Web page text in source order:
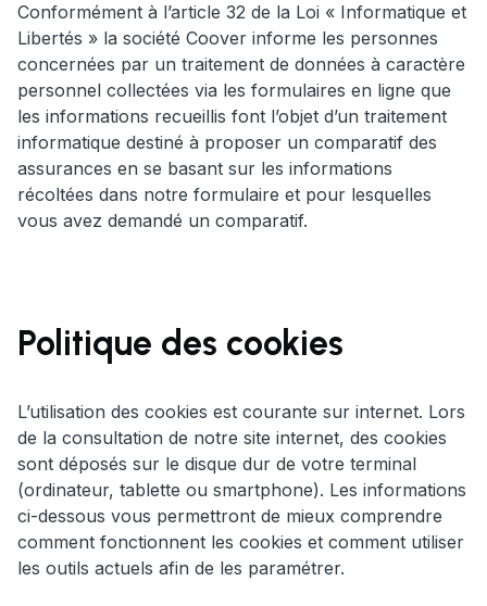
Conformément à l’article 32 de la Loi « Informatique et
Libertés » la société Coover informe les personnes
concernées par un traitement de données à caractère
personnel collectées via les formulaires en ligne que
les informations recueillis font l’objet d’un traitement
informatique destiné à proposer un comparatif des
assurances en se basant sur les informations
récoltées dans notre formulaire et pour lesquelles
vous avez demandé un comparatif.
Politique des cookies
L’utilisation des cookies est courante sur internet. Lors
de la consultation de notre site internet, des cookies
sont déposés sur le disque dur de votre terminal
(ordinateur, tablette ou smartphone). Les informations
ci-dessous vous permettront de mieux comprendre
comment fonctionnent les cookies et comment utiliser
les outils actuels afin de les paramétrer.